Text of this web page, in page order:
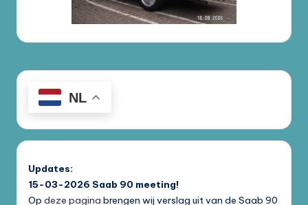
NL
Updates:
15-03-2026 Saab 90 meeting!
Op deze pagina brengen wij verslag uit van de Saab 90